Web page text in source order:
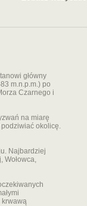
główny
m.n.p.m.) po
Czarnego i
na miarę
podziwiać okolicę.
Najbardziej
Wołowca,
krwawą